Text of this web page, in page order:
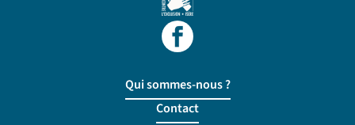
Qui sommes-nous ?
Contact